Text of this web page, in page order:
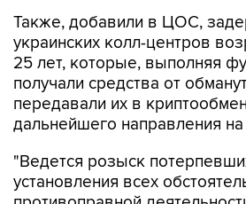
Также, добавили в ЦОС,
украинских колл-центров
25 лет, которые, выполняя
получали средства от
передавали их в
дальнейшего направления на
"Ведется розыск
установления всех